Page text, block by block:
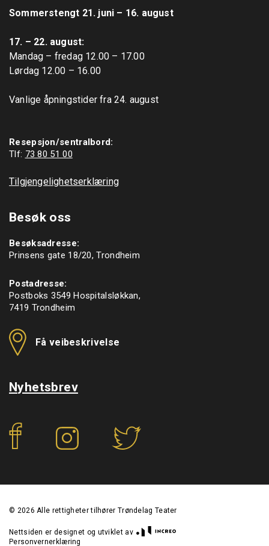
Sommerstengt 21. juni – 16. august
17. – 22. august:
Mandag – fredag 12.00 – 17.00
Lørdag 12.00 – 16.00
Vanlige åpningstider fra 24. august
Resepsjon/sentralbord:
Tlf: 73 80 51 00
Tilgjengelighetserklæring
Besøk oss
Besøksadresse:
Prinsens gate 18/20, Trondheim
Postadresse:
Postboks 3549 Hospitalsløkkan,
7419 Trondheim
Få veibeskrivelse
Nyhetsbrev
f
© 2026 Alle rettigheter tilhører Trøndelag Teater
Nettsiden er designet og utviklet av
Personvernerklæring